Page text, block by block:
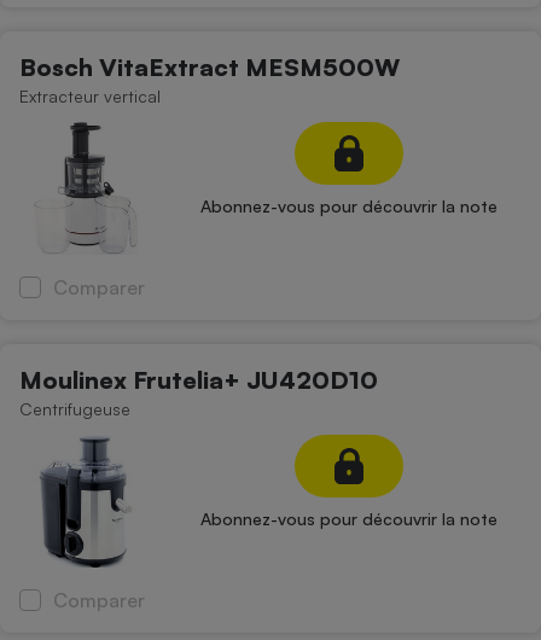
Bosch VitaExtract MESM500W
Extracteur vertical
Abonnez-vous pour découvrir la note
Comparer
Moulinex Frutelia+ JU420D10
Centrifugeuse
Abonnez-vous pour découvrir la note
Comparer
induction
Climatiseur -
Ventilateur